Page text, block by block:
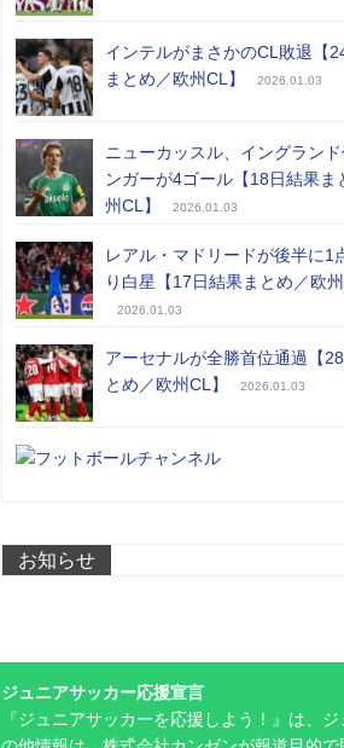
インテルがまさかのCL敗退【
まとめ／欧州CL】
2026.01.03
ニューカッスル、イングランド
ンガーが4ゴール【18日結果ま
州CL】
2026.01.03
レアル・マドリードが後半に1
り白星【17日結果まとめ／欧州
2026.01.03
アーセナルが全勝首位通過【
とめ／欧州CL】
2026.01.03
お知らせ
ジュニアサッカー応援宣言
『ジュニアサッカーを応援しよう！』は、